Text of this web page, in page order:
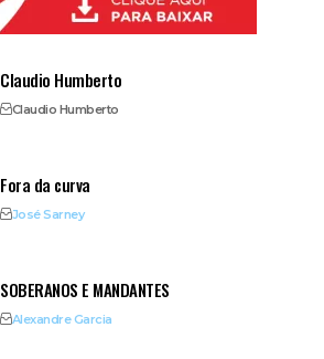
Claudio Humberto
Claudio Humberto
Fora da curva
José Sarney
SOBERANOS E MANDANTES
Alexandre Garcia